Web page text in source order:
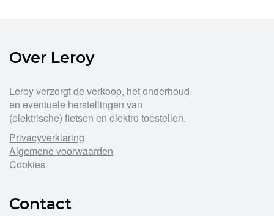
Over Leroy
Leroy verzorgt de verkoop, het onderhoud
en eventuele herstellingen van
(elektrische) fietsen en elektro toestellen.
Privacyverklaring
Algemene voorwaarden
Cookies
Contact